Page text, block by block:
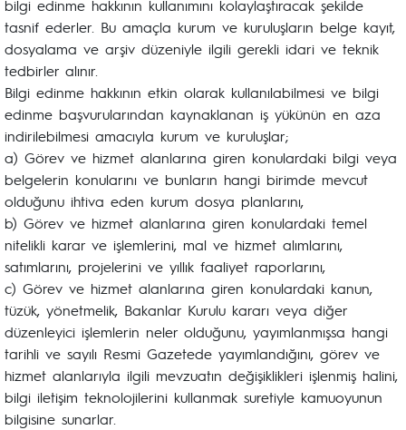
bilgi edinme hakkının kullanımını kolaylaştıracak şekilde
tasnif ederler. Bu amaçla kurum ve kuruluşların belge kayıt,
dosyalama ve arşiv düzeniyle ilgili gerekli idari ve teknik
tedbirler alınır.
Bilgi edinme hakkının etkin olarak kullanılabilmesi ve bilgi
edinme başvurularından kaynaklanan iş yükünün en aza
indirilebilmesi amacıyla kurum ve kuruluşlar;
a) Görev ve hizmet alanlarına giren konulardaki bilgi veya
belgelerin konularını ve bunların hangi birimde mevcut
olduğunu ihtiva eden kurum dosya planlarını,
b) Görev ve hizmet alanlarına giren konulardaki temel
nitelikli karar ve işlemlerini, mal ve hizmet alımlarını,
satımlarını, projelerini ve yıllık faaliyet raporlarını,
c) Görev ve hizmet alanlarına giren konulardaki kanun,
tüzük, yönetmelik, Bakanlar Kurulu kararı veya diğer
düzenleyici işlemlerin neler olduğunu, yayımlanmışsa hangi
tarihli ve sayılı Resmi Gazetede yayımlandığını, görev ve
hizmet alanlarıyla ilgili mevzuatın değişiklikleri işlenmiş halini,
bilgi iletişim teknolojilerini kullanmak suretiyle kamuoyunun
bilgisine sunarlar.